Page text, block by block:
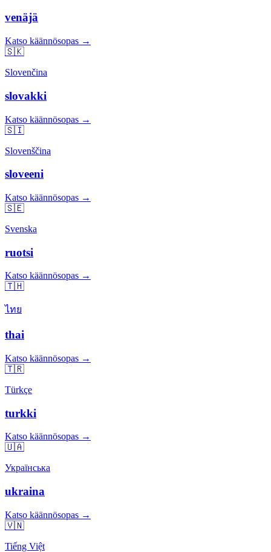
venäjä
Katso käännösopas →
🇸🇰
Slovenčina
slovakki
Katso käännösopas →
🇸🇮
Slovenščina
sloveeni
Katso käännösopas →
🇸🇪
Svenska
ruotsi
Katso käännösopas →
🇹🇭
ไทย
thai
Katso käännösopas →
🇹🇷
Türkçe
turkki
Katso käännösopas →
🇺🇦
Українська
ukraina
Katso käännösopas →
🇻🇳
Tiếng Việt